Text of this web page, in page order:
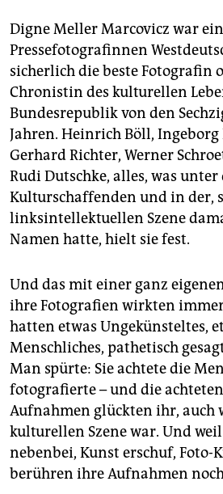
Digne Meller Marcovicz war
Pressefotografinnen
sicherlich die beste Fotografin
Chronistin des kulturellen
Bundesrepublik von den
Jahren. Heinrich Böll, Ingeborg
Gerhard Richter, Werner
Rudi Dutschke, alles, was unter
Kulturschaffenden und in der,
linksintellektuellen Szene
Namen hatte, hielt sie fest.
Und das mit einer ganz
ihre Fotografien wirkten
hatten etwas Ungekünsteltes,
Menschliches, pathetisch
Man spürte: Sie achtete die
fotografierte – und die
Aufnahmen glückten ihr, auch
kulturellen Szene war. Und
nebenbei, Kunst erschuf, Foto-
berühren ihre Aufnahmen